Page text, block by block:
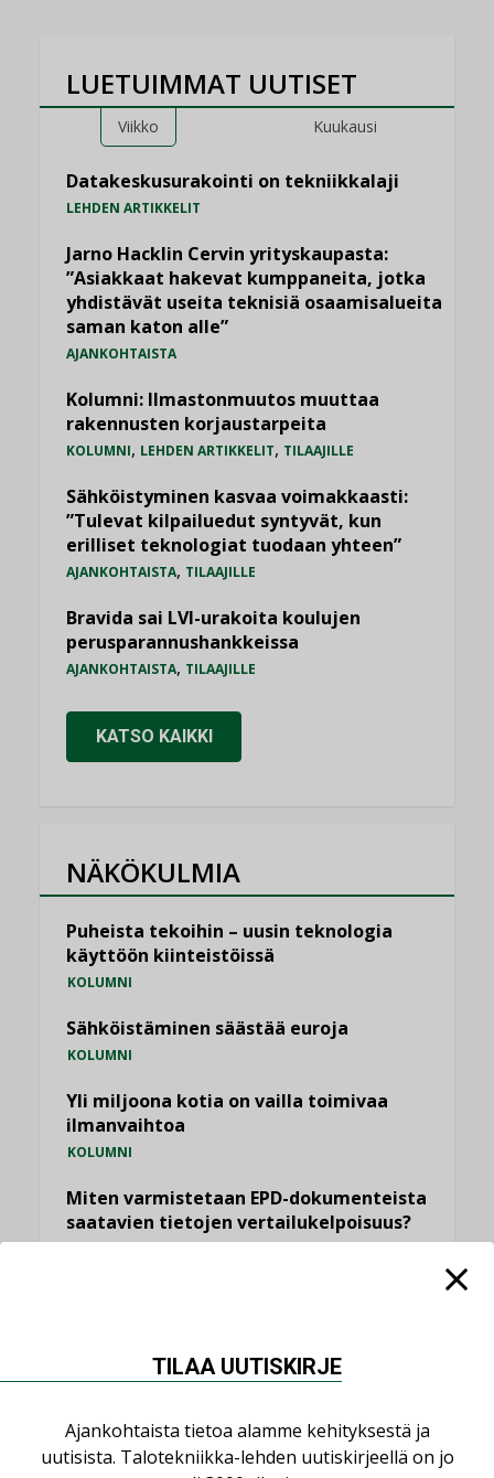
LUETUIMMAT UUTISET
Viikko Kuukausi
Datakeskusurakointi on tekniikkalaji
LEHDEN ARTIKKELIT
Jarno Hacklin Cervin yrityskaupasta:
”Asiakkaat hakevat kumppaneita, jotka
yhdistävät useita teknisiä osaamisalueita
saman katon alle”
AJANKOHTAISTA
Kolumni: Ilmastonmuutos muuttaa
rakennusten korjaustarpeita
KOLUMNI, LEHDEN ARTIKKELIT, TILAAJILLE
Sähköistyminen kasvaa voimakkaasti:
”Tulevat kilpailuedut syntyvät, kun
erilliset teknologiat tuodaan yhteen”
AJANKOHTAISTA, TILAAJILLE
Bravida sai LVI-urakoita koulujen
perusparannushankkeissa
AJANKOHTAISTA, TILAAJILLE
KATSO KAIKKI
NÄKÖKULMIA
Puheista tekoihin – uusin teknologia
käyttöön kiinteistöissä
KOLUMNI
Sähköistäminen säästää euroja
KOLUMNI
Yli miljoona kotia on vailla toimivaa
ilmanvaihtoa
KOLUMNI
Miten varmistetaan EPD-dokumenteista
saatavien tietojen vertailukelpoisuus?
TILAA UUTISKIRJE
Ajankohtaista tietoa alamme kehityksestä ja
uutisista. Talotekniikka-lehden uutiskirjeellä on jo